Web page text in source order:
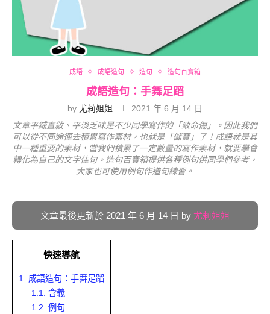
成語 成語造句 造句 造句百寶箱
成語造句：手舞足蹈
by 尤莉姐姐
2021 年 6 月 14 日
文章平鋪直敘、平淡乏味是不少同學寫作的「致命傷」。因此我們
可以從不同途徑去積累寫作素材，也就是「儲寶」了！成語就是其
中一種重要的素材，當我們積累了一定數量的寫作素材，就要學會
轉化為自己的文字佳句。造句百寶箱提供各種例句供同學們參考，
大家也可使用例句作造句練習。
文章最後更新於 2021 年 6 月 14 日 by 尤莉姐姐
快速導航
1.
成語造句：手舞足蹈
1.1.
含義
1.2. 例句